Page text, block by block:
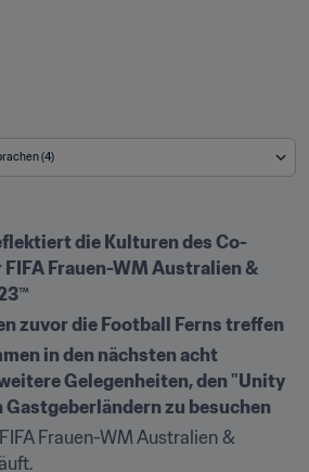
(4)
die Kulturen des Co-
Frauen-WM Australien &
zuvor die Football Ferns treffen
in den nächsten acht
Gelegenheiten, den "Unity
Gastgeberländern zu besuchen
Frauen-WM Australien &